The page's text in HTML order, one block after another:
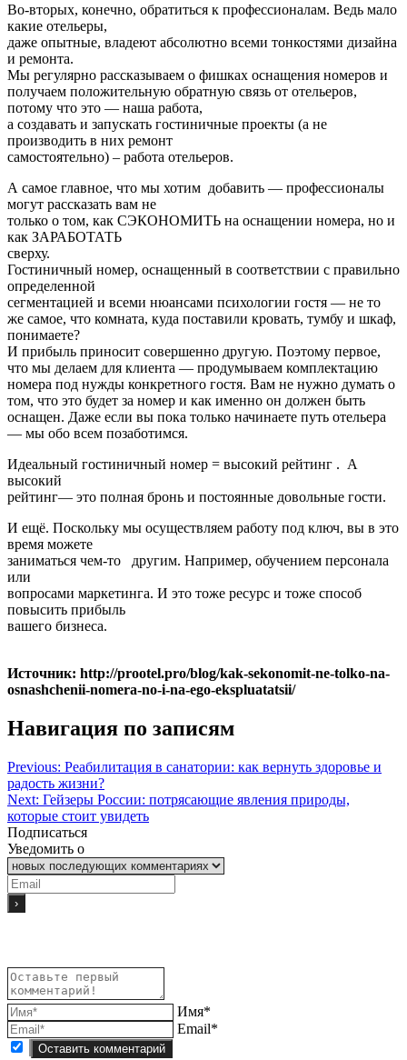
Во-вторых, конечно, обратиться к профессионалам. Ведь мало
какие отельеры,
даже опытные, владеют абсолютно всеми тонкостями дизайна
и ремонта.
Мы регулярно рассказываем о фишках оснащения номеров и
получаем положительную обратную связь от отельеров,
потому что это — наша работа,
а создавать и запускать гостиничные проекты (а не
производить в них ремонт
самостоятельно) ‒ работа отельеров.
А самое главное, что мы хотим добавить — профессионалы
могут рассказать вам не
только о том, как СЭКОНОМИТЬ на оснащении номера, но и
как ЗАРАБОТАТЬ
сверху.
Гостиничный номер, оснащенный в соответствии с правильно
определенной
сегментацией и всеми нюансами психологии гостя — не то
же самое, что комната, куда поставили кровать, тумбу и шкаф,
понимаете?
И прибыль приносит совершенно другую. Поэтому первое,
что мы делаем для клиента — продумываем комплектацию
номера под нужды конкретного гостя. Вам не нужно думать о
том, что это будет за номер и как именно он должен быть
оснащен. Даже если вы пока только начинаете путь отельера
— мы обо всем позаботимся.
Идеальный гостиничный номер = высокий рейтинг . А
высокий
рейтинг— это полная бронь и постоянные довольные гости.
И ещё. Поскольку мы осуществляем работу под ключ, вы в это
время можете
заниматься чем-то другим. Например, обучением персонала
или
вопросами маркетинга. И это тоже ресурс и тоже способ
повысить прибыль
вашего бизнеса.
Источник: http://prootel.pro/blog/kak-sekonomit-ne-tolko-na-
osnashchenii-nomera-no-i-na-ego-ekspluatatsii/
Навигация по записям
Previous: Реабилитация в санатории: как вернуть здоровье и
радость жизни?
Next: Гейзеры России: потрясающие явления природы,
которые стоит увидеть
Подписаться
Уведомить о
Имя*
Email*